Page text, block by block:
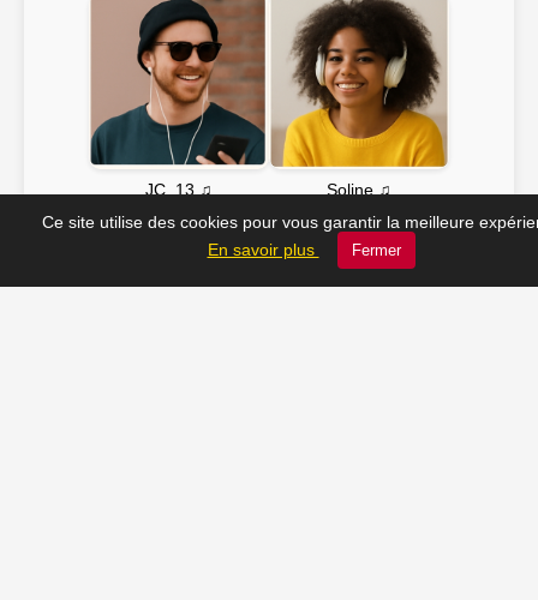
JC_13 ♫ Soline ♫
📸 Tu veux apparaître ici ? Envoie-nous ta photo à
contact@radio-lechatelet.fr
Ce site utilise des cookies pour vous garantir la meilleure
En savoir plus
Fermer